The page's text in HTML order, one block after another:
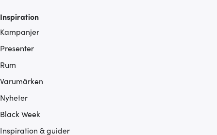
Inspiration
Kampanjer
Presenter
Rum
Varumärken
Nyheter
Black Week
Inspiration & guider